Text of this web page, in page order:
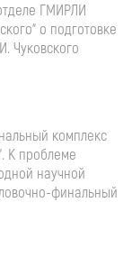
ГМИРЛИ
“ о подготовке
Чуковского
комплекс
К проблеме
научной
финальный